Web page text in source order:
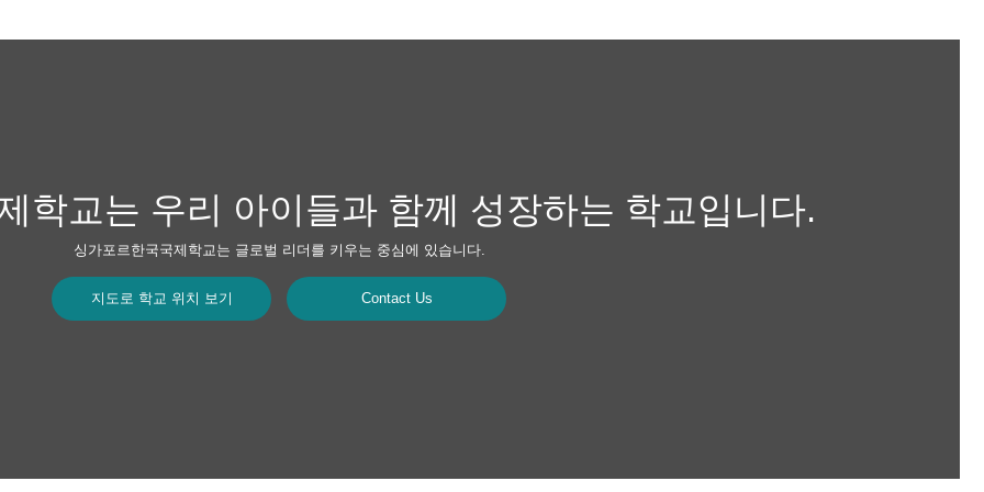
학교는 우리 아이들과 함께 성장하는 학교입니다.
싱가포르한국국제학교는 글로벌 리더를 키우는 중심에 있습니다.
지도로 학교 위치 보기 Contact Us